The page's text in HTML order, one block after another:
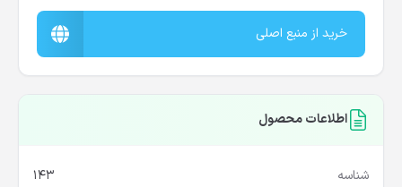
خرید از منبع اصلی
اطلاعات محصول
شناسه 143